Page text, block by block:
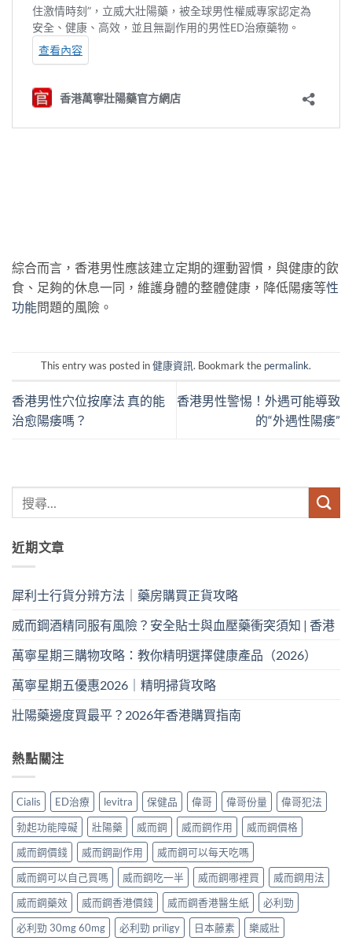
綜合而言，香港男性應該建立定期的運動習慣，與健康的飲
食、足夠的休息一同，維護身體的整體健康，降低陽痿等性
功能問題的風險。
This entry was posted in健康資訊. Bookmark the permalink.
香港男性穴位按摩法 真的能
治愈陽痿嗎？
香港男性警惕！外遇可能導致
的“外遇性陽痿”
近期文章
犀利士行貨分辨方法｜藥房購買正貨攻略
威而鋼酒精同服有風險？安全貼士與血壓藥衝突須知 | 香港
萬寧星期三購物攻略：教你精明選擇健康產品（2026）
萬寧星期五優惠2026｜精明掃貨攻略
壯陽藥邊度買最平？2026年香港購買指南
熱點關注
Cialis ED治療 levitra 保健品 偉哥 偉哥份量
偉哥犯法
勃起功能障礙
壯陽藥 威而鋼 威而鋼作用
威而鋼價格
威而鋼價錢
威而鋼副作用
威而鋼可以每天吃嗎
威而鋼可以自己買嗎
威而鋼吃一半 威而鋼哪裡買
威而鋼用法
威而鋼藥效
威而鋼香港價錢 威而鋼香港醫生紙
必利勁
必利勁 30mg 60mg
必利勁 priligy 日本藤素 樂威壯